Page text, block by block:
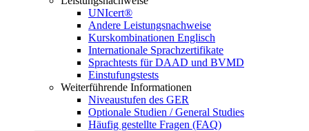
UNIcert®
Andere Leistungsnachweise
Kurskombinationen Englisch
Internationale Sprachzertifikate
Sprachtests für DAAD und BVMD
Einstufungstests
Weiterführende Informationen
Niveaustufen des GER
Optionale Studien / General Studies
Häufig gestellte Fragen (FAQ)